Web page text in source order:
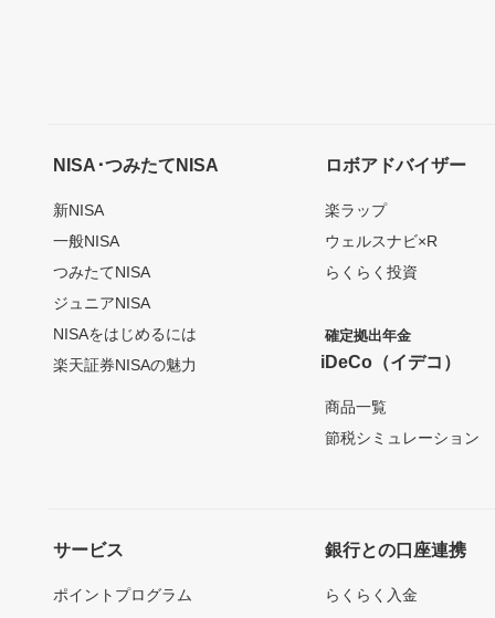
NISA･つみたてNISA
新NISA
一般NISA
つみたてNISA
ジュニアNISA
NISAをはじめるには
楽天証券NISAの魅力
ロボアドバイザー
楽ラップ
ウェルスナビ×R
らくらく投資
確定拠出年金
iDeCo（イデコ）
商品一覧
節税シミュレーション
サービス
ポイントプログラム
銀行との口座連携
らくらく入金